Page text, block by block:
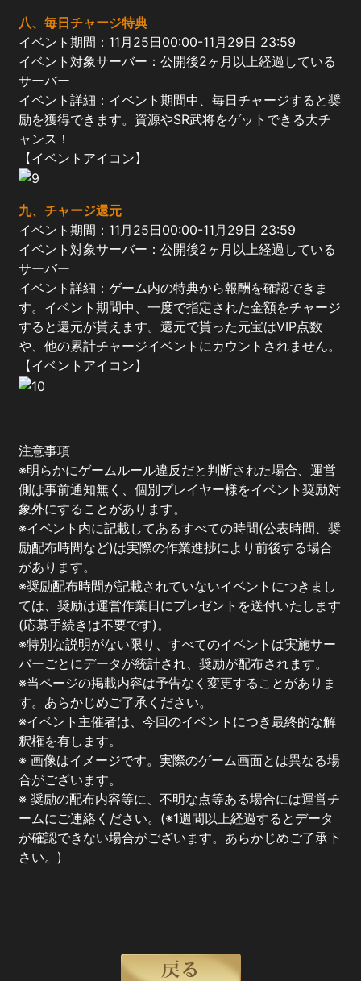
八、毎日チャージ特典
イベント期間：11月25日00:00-11月29日 23:59
イベント対象サーバー：公開後2ヶ月以上経過している
サーバー
イベント詳細：イベント期間中、毎日チャージすると奨
励を獲得できます。資源やSR武将をゲットできる大チ
ャンス！
【イベントアイコン】
九、チャージ還元
イベント期間：11月25日00:00-11月29日 23:59
イベント対象サーバー：公開後2ヶ月以上経過している
サーバー
イベント詳細：ゲーム内の特典から報酬を確認できま
す。イベント期間中、一度で指定された金額をチャージ
すると還元が貰えます。還元で貰った元宝はVIP点数
や、他の累計チャージイベントにカウントされません。
【イベントアイコン】
注意事項
※明らかにゲームルール違反だと判断された場合、運営
側は事前通知無く、個別プレイヤー様をイベント奨励対
象外にすることがあります。
※イベント内に記載してあるすべての時間(公表時間、奨
励配布時間など)は実際の作業進捗により前後する場合
があります。
※奨励配布時間が記載されていないイベントにつきまし
ては、奨励は運営作業日にプレゼントを送付いたします
(応募手続きは不要です)。
※特別な説明がない限り、すべてのイベントは実施サー
バーごとにデータが統計され、奨励が配布されます。
※当ページの掲載内容は予告なく変更することがありま
す。あらかじめご了承ください。
※イベント主催者は、今回のイベントにつき最終的な解
釈権を有します。
※ 画像はイメージです。実際のゲーム画面とは異なる場
合がございます。
※ 奨励の配布内容等に、不明な点等ある場合には運営チ
ームにご連絡ください。(※1週間以上経過するとデータ
が確認できない場合がございます。あらかじめご了承下
さい。)